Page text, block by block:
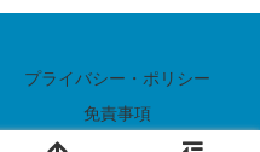
プライバシー・ポリシー
免責事項